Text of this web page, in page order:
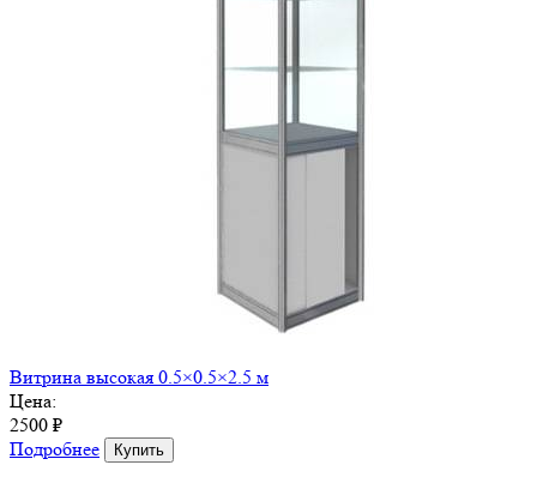
Витрина высокая 0.5×0.5×2.5 м
Цена:
2500 ₽
Подробнее
Купить